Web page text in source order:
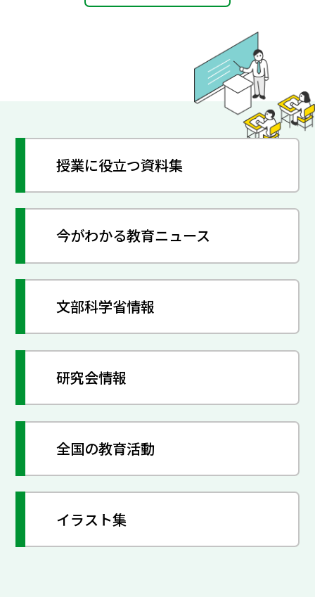
授業に役立つ資料集
今がわかる教育ニュース
文部科学省情報
研究会情報
全国の教育活動
イラスト集